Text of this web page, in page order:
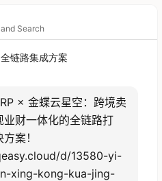
Search
链路集成方案
× 金蝶云星空：跨境卖
财一体化的全链路打
案！
d/13580-yi-
xing-kong-kua-jing-